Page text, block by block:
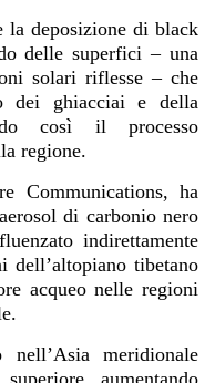
la deposizione di black
delle superfici – una
solari riflesse – che
dei ghiacciai e della
così il processo
regione.
Communications, ha
di carbonio nero
indirettamente
dell’altopiano tibetano
acqueo nelle regioni
meridionale
aumentando